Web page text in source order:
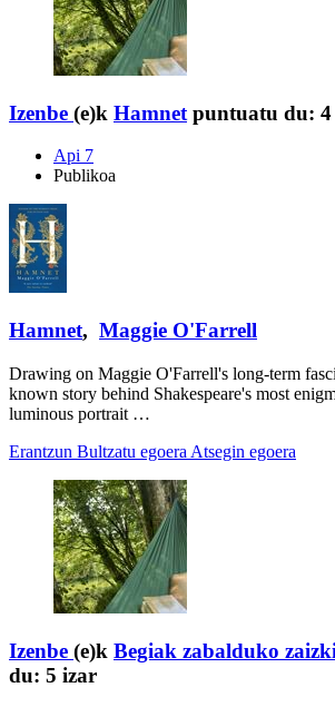
Izenbe (e)k Hamnet puntuatu du:
Api 7
Publikoa
Hamnet, Maggie O'Farrell
Drawing on Maggie O'Farrell's long-term
known story behind Shakespeare's most
luminous portrait …
Erantzun Bultzatu egoera Atsegin egoera
Izenbe (e)k Begiak zabalduko
du: 5 izar